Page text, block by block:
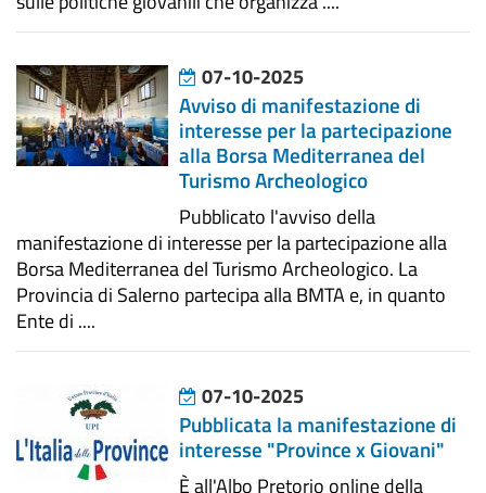
07-10-2025
Avviso di manifestazione di
interesse per la partecipazione
alla Borsa Mediterranea del
Turismo Archeologico
Pubblicato l'avviso della
manifestazione di interesse per la partecipazione alla
Borsa Mediterranea del Turismo Archeologico. La
Provincia di Salerno partecipa alla BMTA e, in quanto
Ente di ....
07-10-2025
Pubblicata la manifestazione di
interesse "Province x Giovani"
È all'Albo Pretorio online della